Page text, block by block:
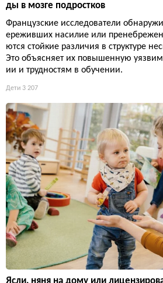
ды в мозге подростков
Французские исследователи
ереживших насилие или
ются стойкие различия в структуре
Это объясняет их повышенную
ии и трудностям в обучении.
Дети 3 207